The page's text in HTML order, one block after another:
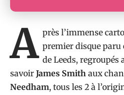
A près l’immense
premier disque paru
de Leeds, regroupés
savoir James Smith aux
Needham, tous les 2 à